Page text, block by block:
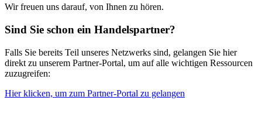
Wir freuen uns darauf, von Ihnen zu hören.
Sind Sie schon ein Handelspartner?
Falls Sie bereits Teil unseres Netzwerks sind, gelangen Sie hier
direkt zu unserem Partner-Portal, um auf alle wichtigen Ressourcen
zuzugreifen:
Hier klicken, um zum Partner-Portal zu gelangen